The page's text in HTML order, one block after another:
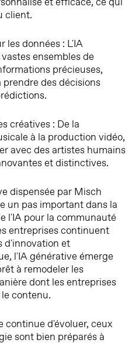
client.
les données : L'IA
ensembles de
précieuses,
des décisions
créatives : De la
à la production vidéo,
avec des artistes humains
et distinctives.
dispensée par Misch
un pas important dans la
l'IA pour la communauté
entreprises continuent
d'innovation et
l'IA générative émerge
à remodeler les
dont les entreprises
contenu.
continue d'évoluer, ceux
sont bien préparés à